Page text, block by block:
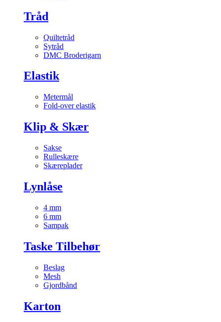
Tråd
Quiltetråd
Sytråd
DMC Broderigarn
Elastik
Metermål
Fold-over elastik
Klip & Skær
Sakse
Rulleskære
Skæreplader
Lynlåse
4 mm
6 mm
Sampak
Taske Tilbehør
Beslag
Mesh
Gjordbånd
Karton